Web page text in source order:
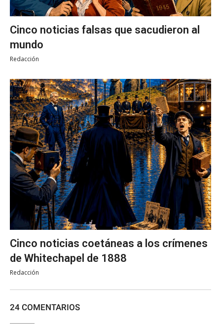
Cinco noticias falsas que sacudieron al
mundo
Redacción
Cinco noticias coetáneas a los crímenes
de Whitechapel de 1888
Redacción
24 COMENTARIOS